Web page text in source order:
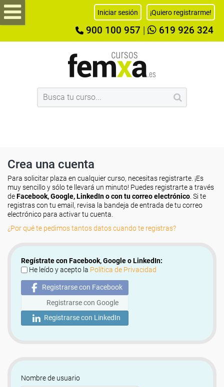
Iniciar sesión ¡Quiero registrarme!
900 100 957 619 926 324
Crea una cuenta
Para solicitar plaza en cualquier curso, necesitas registrarte. ¡Es
muy sencillo y sólo te llevará un minuto! Puedes registrarte a través
deFacebook, Google, LinkedIn o con tu correo electrónico . Si te
registras con tu email, revisa la bandeja de entrada de tu correo
electrónico para activar tu cuenta.
¿Por qué te pedimos tantos datos cuando te registras?
Regístrate con Facebook, Google o LinkedIn:
He leído y acepto la Política de Privacidad
Registrarse con Facebook
Registrarse con Google
Registrarse con LinkedIn
Nombre de usuario